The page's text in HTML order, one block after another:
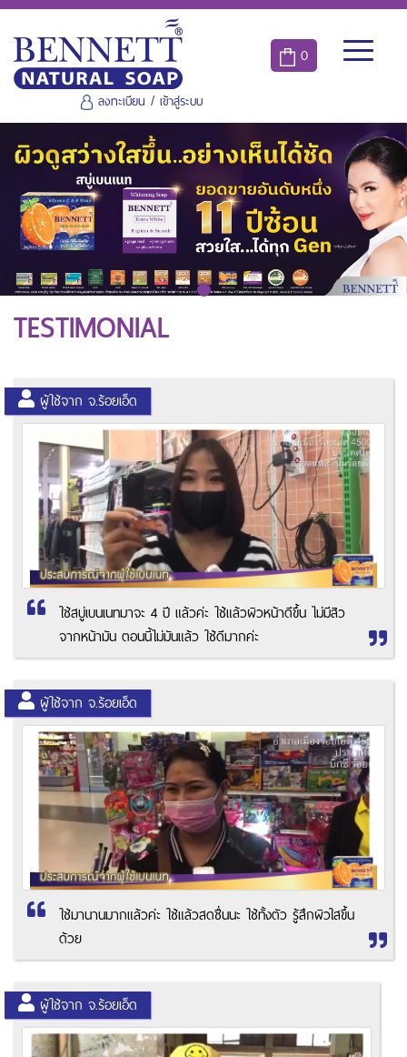
0
ลงทะเบียน / เข้าสู่ระบบ
TESTIMONIAL
ผู้ใช้จาก จ.ร้อยเอ็ด
ใช้สบู่เบนเนทมาจะ 4 ปี แล้วค่ะ ใช้แล้วผิวหน้าดีขึ้น ไม่มีสิว
จากหน้ามัน ตอนนี้ไม่มันแล้ว ใช้ดีมากค่ะ
ผู้ใช้จาก จ.ร้อยเอ็ด
ใช้มานานมากแล้วค่ะ ใช้แล้วสดชื่นนะ ใช้ทั้งตัว รู้สึกผิวใสขึ้น
ด้วย
ผู้ใช้จาก จ.ร้อยเอ็ด